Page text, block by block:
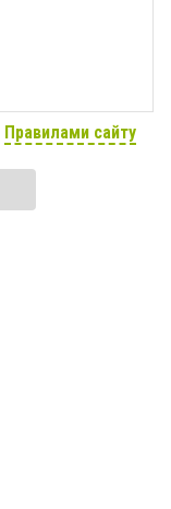
Правилами сайту